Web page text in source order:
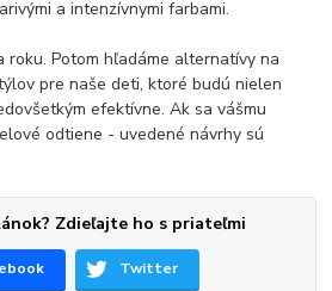
a intenzívnymi farbami.
roku. Potom hľadáme alternatívy na
pre naše deti, ktoré budú nielen
efektívne. Ak sa vášmu
odtiene - uvedené návrhy sú
Zdieľajte ho s priateľmi
Twitter